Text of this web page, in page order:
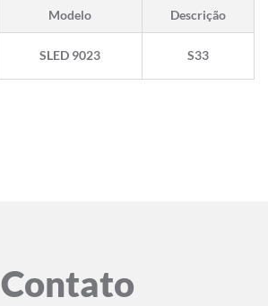
Modelo Descrição
SLED 9023 S33
Contato